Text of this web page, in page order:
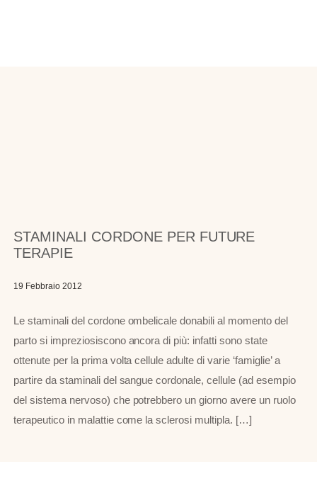
STAMINALI CORDONE PER FUTURE
TERAPIE
19 Febbraio 2012
Le staminali del cordone ombelicale donabili al momento del
parto si impreziosiscono ancora di più: infatti sono state
ottenute per la prima volta cellule adulte di varie ‘famiglie’ a
partire da staminali del sangue cordonale, cellule (ad esempio
del sistema nervoso) che potrebbero un giorno avere un ruolo
terapeutico in malattie come la sclerosi multipla. […]